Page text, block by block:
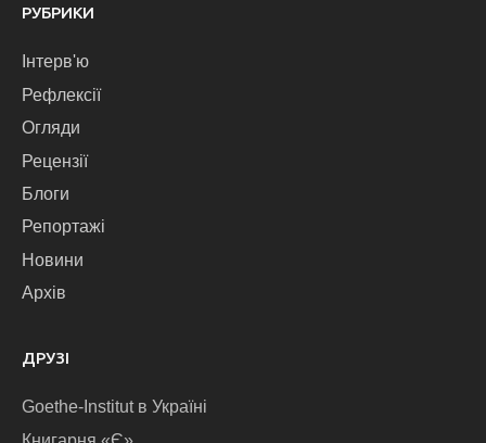
РУБРИКИ
Інтерв'ю
Рефлексії
Огляди
Рецензії
Блоги
Репортажі
Новини
Архів
ДРУЗІ
Goethe-Institut в Україні